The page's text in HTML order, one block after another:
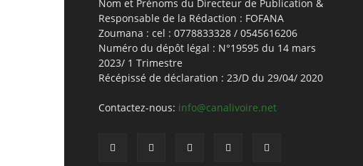
Nom et Prénoms du Directeur de Publication &
Responsable de la Rédaction : FOFANA
Zoumana : cel : 0778833328 / 0545616206
Numéro du dépôt légal : N°19595 du 14 mars
2023/ 1 Trimestre
Récépissé de déclaration : 23/D du 29/04/ 2020
Contactez-nous: info@canalivoire.net